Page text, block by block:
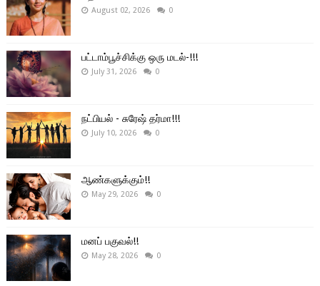
August 02, 2026 0
பட்டாம்பூச்சிக்கு ஒரு மடல்-!!!
July 31, 2026 0
நட்பியல் - சுரேஷ் தர்மா!!!
July 10, 2026 0
ஆண்களுக்கும்!!
May 29, 2026 0
மனப் பகுவல்!!
May 28, 2026 0